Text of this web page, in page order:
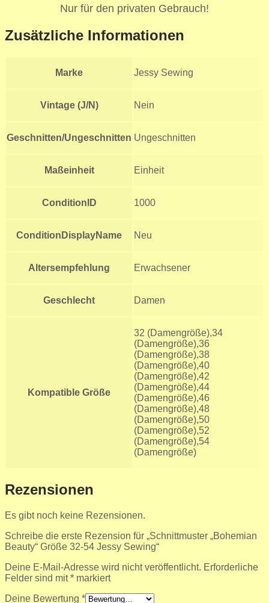
Nur für den privaten Gebrauch!
Zusätzliche Informationen
Marke Jessy Sewing
Vintage (J/N) Nein
Geschnitten/Ungeschnitten Ungeschnitten
Maßeinheit Einheit
ConditionID 1000
ConditionDisplayName Neu
Altersempfehlung Erwachsener
Geschlecht Damen
Kompatible Größe
32 (Damengröße),34
(Damengröße),36
(Damengröße),38
(Damengröße),40
(Damengröße),42
(Damengröße),44
(Damengröße),46
(Damengröße),48
(Damengröße),50
(Damengröße),52
(Damengröße),54
(Damengröße)
Rezensionen
Es gibt noch keine Rezensionen.
Schreibe die erste Rezension für „Schnittmuster „Bohemian
Beauty“ Größe 32-54 Jessy Sewing“
Deine E-Mail-Adresse wird nicht veröffentlicht. Erforderliche
Felder sind mit* markiert
Deine Bewertung *